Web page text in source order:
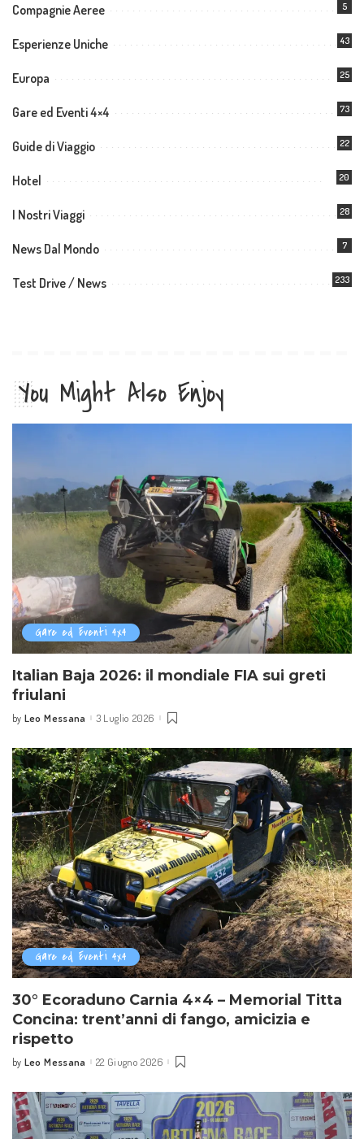
Compagnie Aeree 5
Esperienze Uniche 43
Europa 25
Gare ed Eventi 4×4 73
Guide di Viaggio 22
Hotel 20
I Nostri Viaggi 28
News Dal Mondo 7
Test Drive / News 233
You Might Also Enjoy
Gare ed Eventi 4x4
Italian Baja 2026: il mondiale FIA sui greti
friulani
Posted
by Leo Messana 3 Luglio 2026
Gare ed Eventi 4x4
30° Ecoraduno Carnia 4×4 – Memorial Titta
Concina: trent’anni di fango, amicizia e
rispetto
Posted
by Leo Messana 22 Giugno 2026